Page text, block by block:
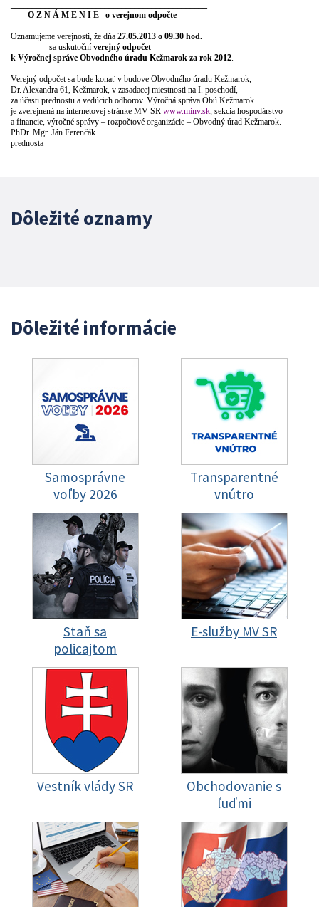
O Z N Á M E N I E
o verejnom odpočte
Oznamujeme verejnosti, že dňa 27.05.2013 o 09.30 hod.
sa uskutoční verejný odpočet
k Výročnej správe Obvodného úradu Kežmarok za rok 2012.
Verejný odpočet sa bude konať v budove Obvodného úradu Kežmarok,
Dr. Alexandra 61, Kežmarok, v zasadacej miestnosti na I. poschodí,
za účasti prednostu a vedúcich odborov. Výročná správa Obú Kežmarok
je zverejnená na internetovej stránke MV SR www.minv.sk, sekcia hospodárstvo
a financie, výročné správy – rozpočtové organizácie – Obvodný úrad Kežmarok.
PhDr. Mgr. Ján Ferenčák
prednosta
Dôležité oznamy
Dôležité informácie
Samosprávne
voľby 2026
Transparentné
vnútro
Staň sa
policajtom
E-služby MV SR
Vestník vlády SR
Obchodovanie s
ľuďmi